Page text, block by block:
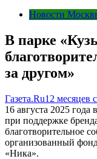
Новости
В парке
за другом»
Газета.Ru12 месяцев
16 августа 2025
при поддержке
благотворительное
организованный
«Ника».